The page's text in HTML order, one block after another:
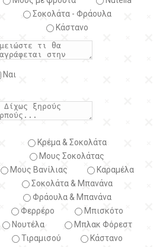
Σοκολάτα - Φράουλα
Κάστανο
Ναι
Κρέμα & Σοκολάτα
Μους Σοκολάτας
Μους Βανίλιας
Καραμέλα
Σοκολάτα & Μπανάνα
Φράουλα & Μπανάνα
Φερρέρο
Μπισκότο
Νουτέλα
Μπλακ Φόρεστ
Τιραμισού
Κάστανο